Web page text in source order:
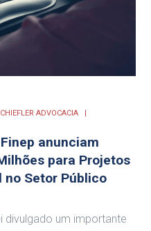
ADVOCACIA
anunciam
para Projetos
Setor Público
um importante